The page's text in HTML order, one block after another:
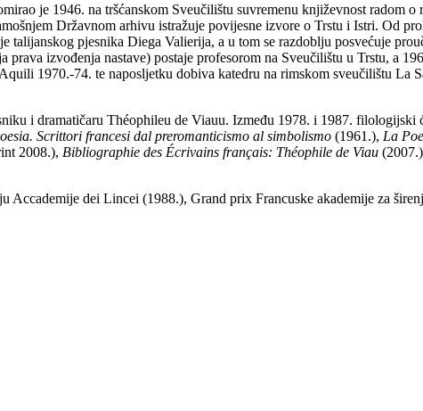
je 1946. na tršćanskom Sveučilištu suvremenu književnost radom o
Državnom arhivu istražuje povijesne izvore o Trstu i Istri. Od
pjesnika Diega Valierija, a u tom se razdoblju posvećuje
izvođenja nastave) postaje profesorom na Sveučilištu u Trstu, a
1970.-74. te naposljetku dobiva katedru na rimskom sveučilištu La
i dramatičaru Théophileu de Viauu. Između 1978. i 1987. filologijski
Scrittori francesi dal preromanticismo al simbolismo (1961.), La
2008.), Bibliographie des Écrivains français: Théophile de Viau
Accademije dei Lincei (1988.), Grand prix Francuske akademije za